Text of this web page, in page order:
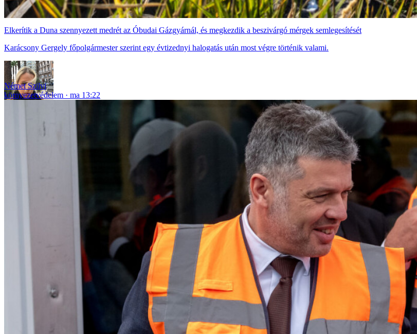
Elkerítik a Duna szennyezett medrét az Óbudai Gázgyárnál, és megkezdik a beszivárgó mérgek semlegesítését
Karácsony Gergely főpolgármester szerint egy évtizednyi halogatás után most végre történik valami.
Német Szilvi
környezetvédelem
ma 13:22